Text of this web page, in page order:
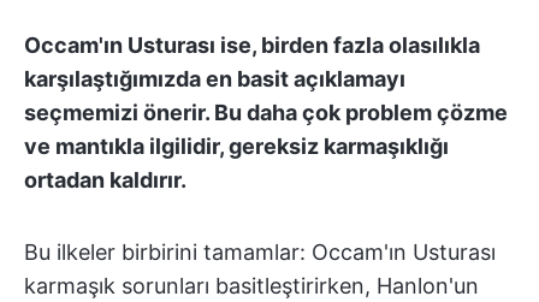
Occam'ın Usturası ise, birden fazla olasılıkla
karşılaştığımızda en basit açıklamayı
seçmemizi önerir. Bu daha çok problem çözme
ve mantıkla ilgilidir, gereksiz karmaşıklığı
ortadan kaldırır.
Bu ilkeler birbirini tamamlar: Occam'ın Usturası
karmaşık sorunları basitleştirirken, Hanlon'un